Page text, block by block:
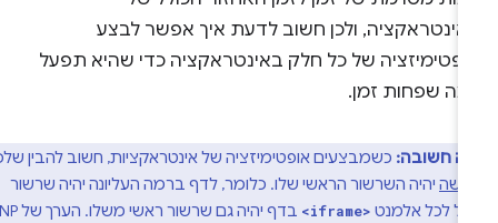
ולכן חשוב לדעת איך אפשר לבצע
של כל חלק באינטראקציה כדי שהיא תפעל
שפחות זמן.
חשובה:כשמבצעים אופטימיזציה של אינטראקציות, חשוב להבין שלכל
יהיה השרשור הראשי שלו. כלומר, לדף ברמה העליונה יהיה שרשור
לכל אלמנט<iframe>
בדף יהיה גם שרשור ראשי משלו. הערך של INP